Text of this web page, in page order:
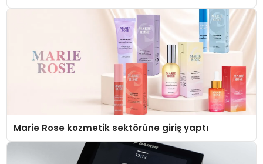
Düzenleyici Onaylarını Aldı
Marie Rose kozmetik sektörüne giriş yaptı